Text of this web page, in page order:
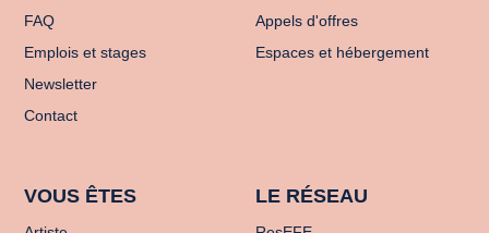
FAQ
Emplois et stages
Newsletter
Contact
Appels d'offres
Espaces et hébergement
VOUS ÊTES LE RÉSEAU